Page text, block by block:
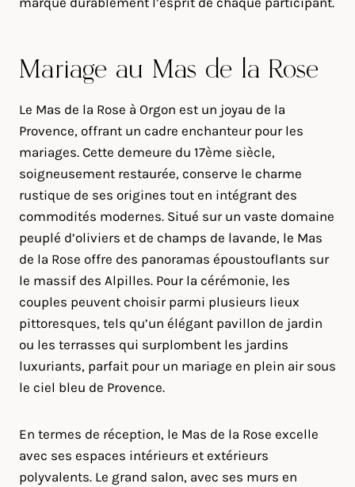
Mariage au Mas de la Rose
Le Mas de la Rose à Orgon est un joyau de la
Provence, offrant un cadre enchanteur pour les
mariages. Cette demeure du 17ème siècle,
soigneusement restaurée, conserve le charme
rustique de ses origines tout en intégrant des
commodités modernes. Situé sur un vaste domaine
peuplé d’oliviers et de champs de lavande, le Mas
de la Rose offre des panoramas époustouflants sur
le massif des Alpilles. Pour la cérémonie, les
couples peuvent choisir parmi plusieurs lieux
pittoresques, tels qu’un élégant pavillon de jardin
ou les terrasses qui surplombent les jardins
luxuriants, parfait pour un mariage en plein air sous
le ciel bleu de Provence.
En termes de réception, le Mas de la Rose excelle
avec ses espaces intérieurs et extérieurs
polyvalents. Le grand salon, avec ses murs en